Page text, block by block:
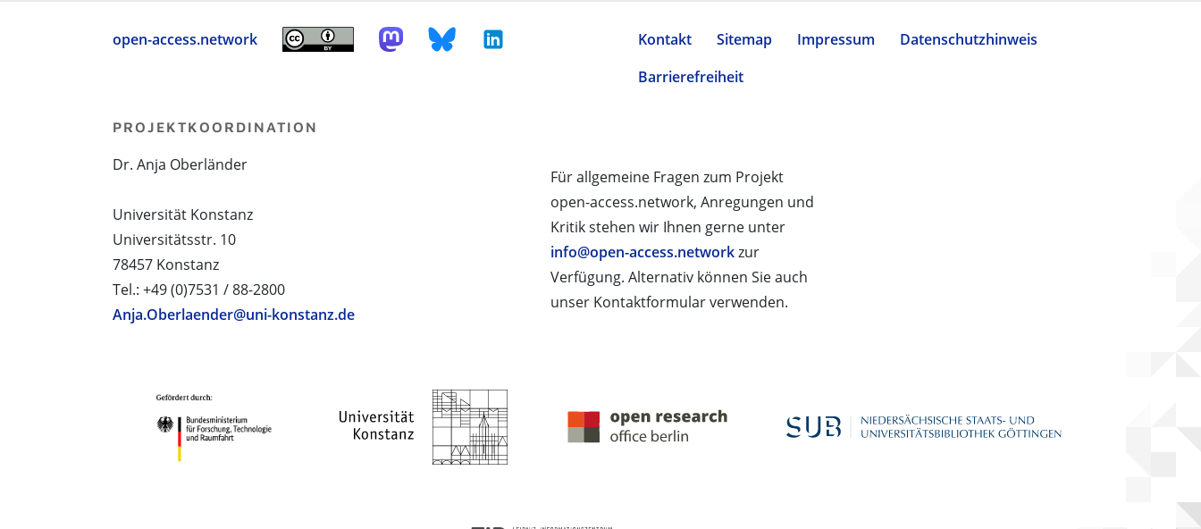
open-access.network Kontakt Sitemap Impressum
Datenschutzhinweis
Barrierefreiheit
Für allgemeine Fragen zum Projekt
open-access.network, Anregungen und
Kritik stehen wir Ihnen gerne unter
info@open-access.networkzur
Verfügung. Alternativ können Sie auch
unser Kontaktformular verwenden.
PROJEKTKOORDINATION
Dr. Anja Oberländer
Universität Konstanz
Universitätsstr. 10
78457 Konstanz
Tel.: +49 (0)7531 / 88-2800
Anja.Oberlaender@uni-konstanz.de